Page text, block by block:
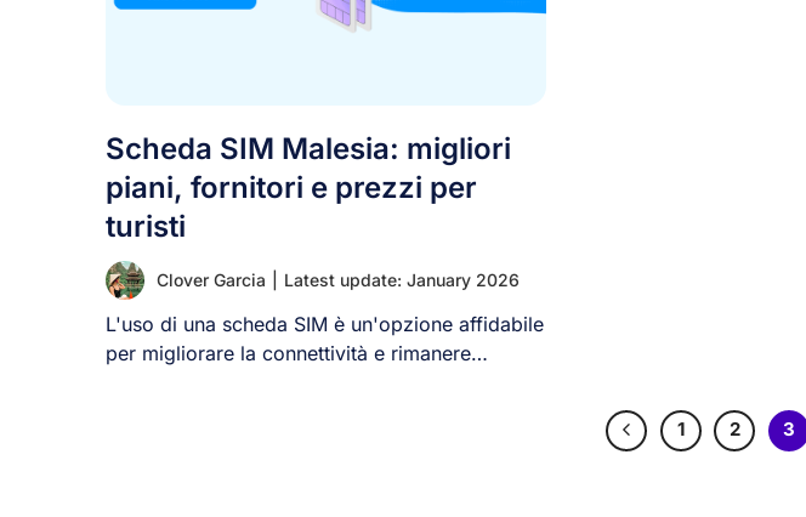
Scheda SIM Malesia: migliori
piani, fornitori e prezzi per
turisti
Clover Garcia Latest update: January 2026
L'uso di una scheda SIM è un'opzione affidabile
per migliorare la connettività e rimanere
1 2 3